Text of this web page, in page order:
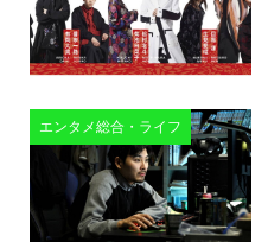
エンタメ総合・ライフ